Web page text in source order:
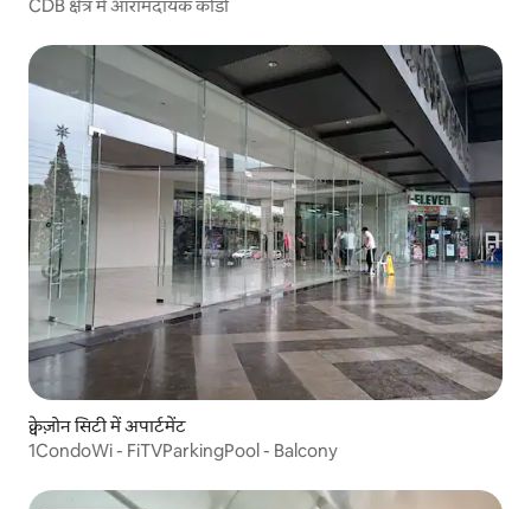
CDB क्षेत्र में आरामदायक कोंडो
क्वेज़ोन सिटी में अपार्टमेंट
1CondoWi - FiTVParkingPool - Balcony